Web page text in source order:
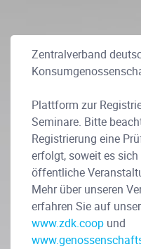
Zentralverband
Plattform zur
Seminare. Bitte
Registrierung eine
erfolgt, soweit es
öffentliche
Mehr über unseren
erfahren Sie auf
www.zdk.coop und